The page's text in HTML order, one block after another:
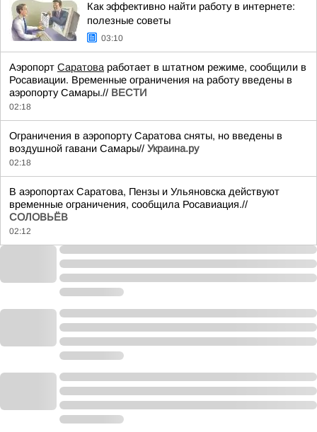
Как эффективно найти работу в интернете:
полезные советы
03:10
Аэропорт Саратова работает в штатном режиме, сообщили в
Росавиации. Временные ограничения на работу введены в
аэропорту Самары.// ВЕСТИ
02:18
Ограничения в аэропорту Саратова сняты, но введены в
воздушной гавани Самары// Украина.ру
02:18
В аэропортах Саратова, Пензы и Ульяновска действуют
временные ограничения, сообщила Росавиация.//
СОЛОВЬЁВ
02:12